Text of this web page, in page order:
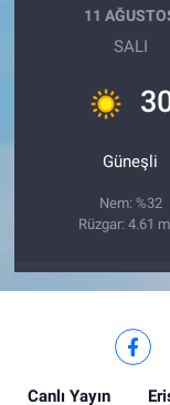
11
SALI
Güneşli
Nem: %32
Rüzgar: 4.61
Canlı Yayın